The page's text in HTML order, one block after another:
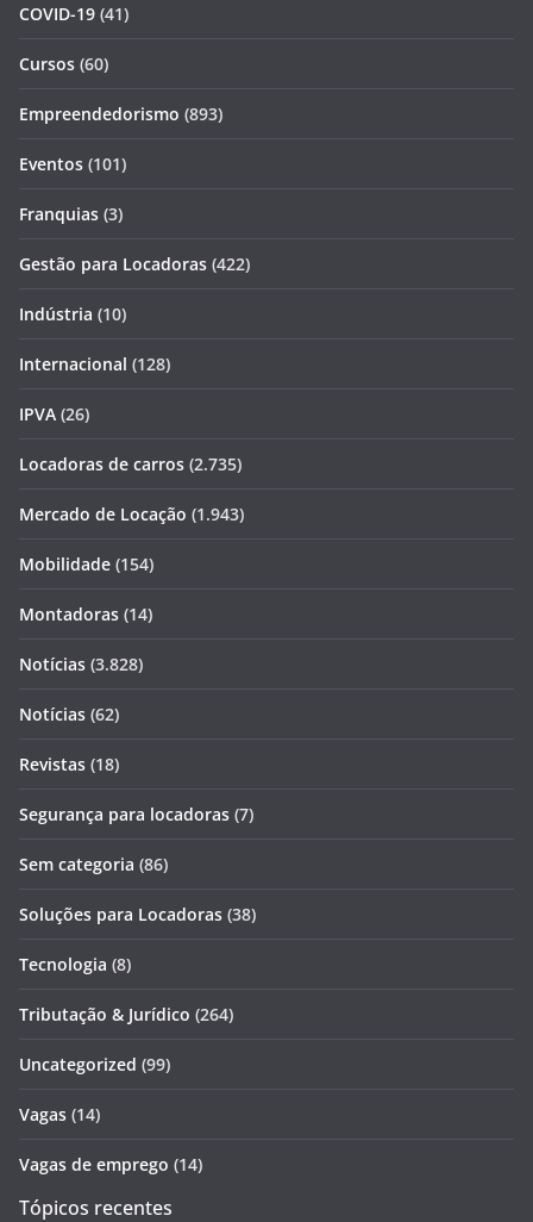
COVID-19 (41)
Cursos (60)
Empreendedorismo (893)
Eventos (101)
Franquias (3)
Gestão para Locadoras (422)
Indústria (10)
Internacional (128)
IPVA (26)
Locadoras de carros (2.735)
Mercado de Locação (1.943)
Mobilidade (154)
Montadoras (14)
Notícias (3.828)
Notícias (62)
Revistas (18)
Segurança para locadoras (7)
Sem categoria (86)
Soluções para Locadoras (38)
Tecnologia (8)
Tributação & Jurídico (264)
Uncategorized (99)
Vagas (14)
Vagas de emprego (14)
Tópicos recentes